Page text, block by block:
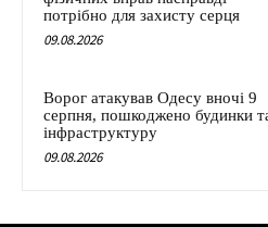
потрібно для захисту серця
09.08.2026
Ворог атакував Одесу вночі 9
серпня, пошкоджено будинки
інфраструктуру
09.08.2026